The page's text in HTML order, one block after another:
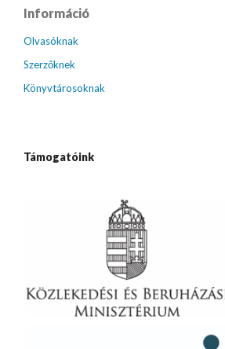
Információ
Olvasóknak
Szerzőknek
Könyvtárosoknak
Támogatóink